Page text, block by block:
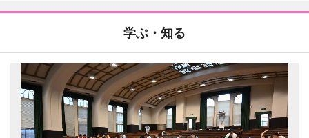
学ぶ・知る